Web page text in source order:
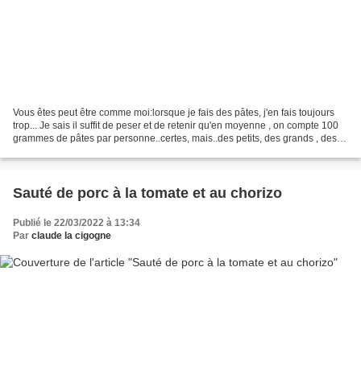
Vous êtes peut être comme moi:lorsque je fais des pâtes, j'en fais toujours
trop... Je sais il suffit de peser et de retenir qu'en moyenne , on compte 100
grammes de pâtes par personne..certes, mais..des petits, des grands , des
Sauté de porc à la tomate et au chorizo
Publié le 22/03/2022 à 13:34
Par claude la cigogne